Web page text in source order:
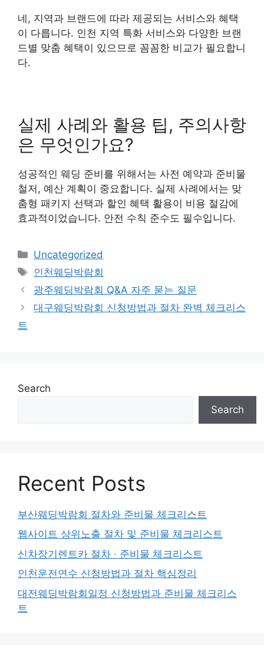
네, 지역과 브랜드에 따라 제공되는 서비스와 혜택
이 다릅니다. 인천 지역 특화 서비스와 다양한 브랜
드별 맞춤 혜택이 있으므로 꼼꼼한 비교가 필요합니
다.
실제 사례와 활용 팁, 주의사항
은 무엇인가요?
성공적인 웨딩 준비를 위해서는 사전 예약과 준비물
철저, 예산 계획이 중요합니다. 실제 사례에서는 맞
춤형 패키지 선택과 할인 혜택 활용이 비용 절감에
효과적이었습니다. 안전 수칙 준수도 필수입니다.
Categories
Uncategorized
Tags
인천웨딩박람회
광주웨딩박람회 Q&A 자주 묻는 질문
대구웨딩박람회 신청방법과 절차 완벽 체크리스
트
Search
Search
Recent Posts
부산웨딩박람회 절차와 준비물 체크리스트
웹사이트 상위노출 절차 및 준비물 체크리스트
신차장기렌트카 절차 · 준비물 체크리스트
인천운전연수 신청방법과 절차 핵심정리
대전웨딩박람회일정 신청방법과 준비물 체크리스
트